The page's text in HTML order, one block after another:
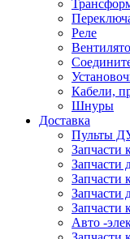
Реле
Кабели,
Шнуры
Доставка
Пульты
Запчасти
Запчасти
Запчасти
Запчасти
Запчасти
Авто -